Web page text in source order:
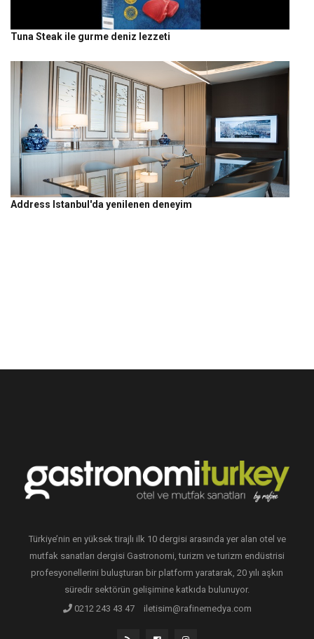
Tuna Steak ile gurme deniz lezzeti
Address Istanbul'da yenilenen deneyim
Türkiye’nin en yüksek tirajlı ilk 10 dergisi arasında yer alan otel ve
mutfak sanatları dergisi Gastronomi, turizm ve turizm endüstrisi
profesyonellerini buluşturan bir platform yaratarak, 20 yılı aşkın
süredir sektörün gelişimine katkıda bulunuyor.
0212 243 43 47
iletisim@rafinemedya.com